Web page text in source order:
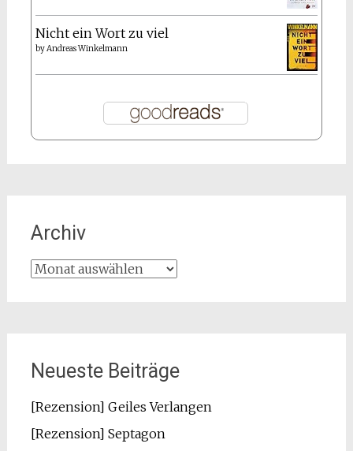
Nicht ein Wort zu viel
byAndreas Winkelmann
Archiv
Archiv
Neueste Beiträge
[Rezension] Geiles Verlangen
[Rezension] Septagon